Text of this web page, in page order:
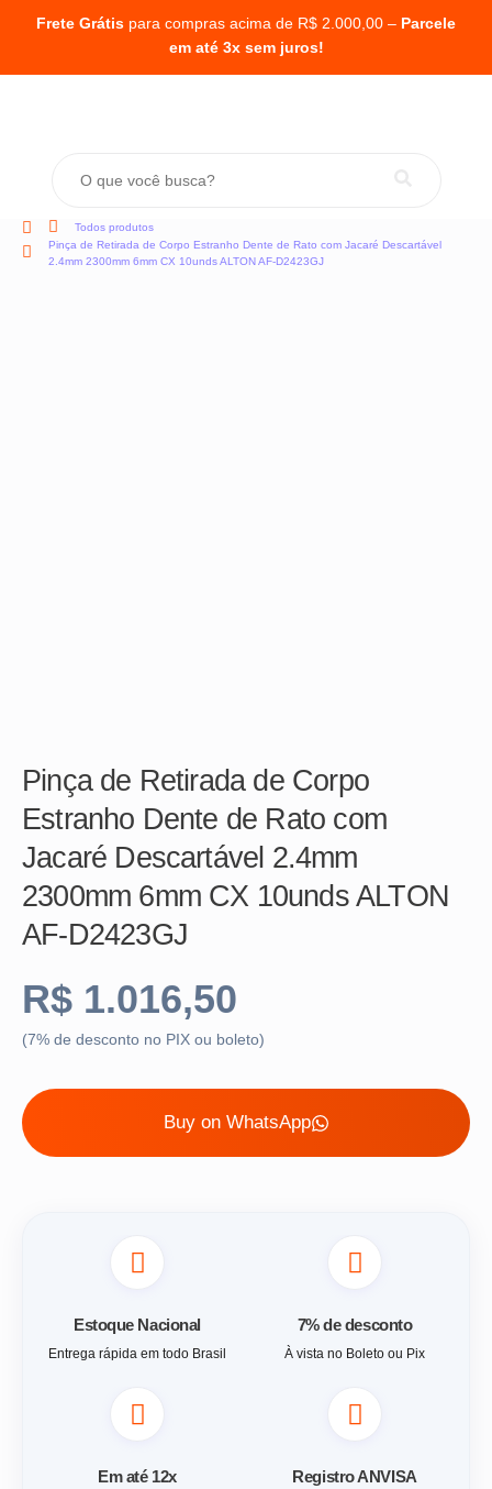
Frete Grátis para compras acima de R$ 2.000,00 – Parcele
em até 3x sem juros!
Todos produtos
Pinça de Retirada de Corpo Estranho Dente de Rato com Jacaré Descartável
2.4mm 2300mm 6mm CX 10unds ALTON AF-D2423GJ
Pinça de Retirada de Corpo
Estranho Dente de Rato com
Jacaré Descartável 2.4mm
2300mm 6mm CX 10unds ALTON
AF-D2423GJ
R$ 1.016,50
(7% de desconto no PIX ou boleto)
Buy on WhatsApp
Estoque Nacional
Entrega rápida em todo Brasil
7% de desconto
À vista no Boleto ou Pix
Em até 12x Registro ANVISA